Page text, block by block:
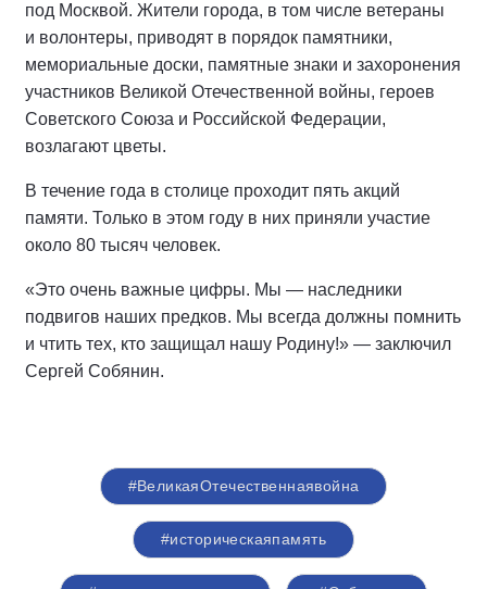
под Москвой. Жители города, в том числе ветераны
и волонтеры, приводят в порядок памятники,
мемориальные доски, памятные знаки и захоронения
участников Великой Отечественной войны, героев
Советского Союза и Российской Федерации,
возлагают цветы.
В течение года в столице проходит пять акций
памяти. Только в этом году в них приняли участие
около 80 тысяч человек.
«Это очень важные цифры. Мы — наследники
подвигов наших предков. Мы всегда должны помнить
и чтить тех, кто защищал нашу Родину!» — заключил
Сергей Собянин.
#ВеликаяОтечественнаявойна
#историческаяпамять